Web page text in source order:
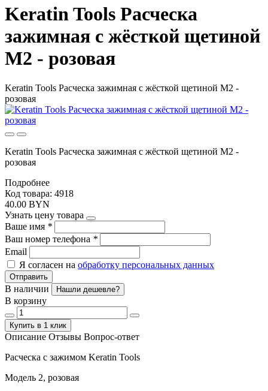
Keratin Tools Расческа
зажимная с жёсткой щетиной
М2 - розовая
Keratin Tools Расческа зажимная с жёсткой щетиной М2 -
розовая
Keratin Tools Расческа зажимная с жёсткой щетиной М2 -
розовая
Подробнее
Код товара: 4918
40.00 BYN
Узнать цену товара
Ваше имя *
Ваш номер телефона *
Email
Я согласен на обработку персональных данных
Отправить
В наличии Нашли дешевле?
В корзину
Купить в 1 клик
Описание Отзывы Вопрос-ответ
Расческа с зажимом Keratin Tools
Модель 2, розовая